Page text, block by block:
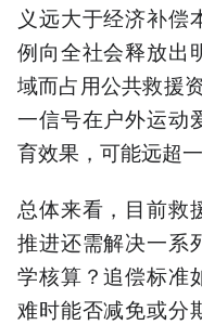
义远大于经济补偿
例向全社会释放出
域而占用公共救援
一信号在户外运动
育效果，可能远超
总体来看，目前救
推进还需解决一系
学核算？追偿标准
难时能否减免或分